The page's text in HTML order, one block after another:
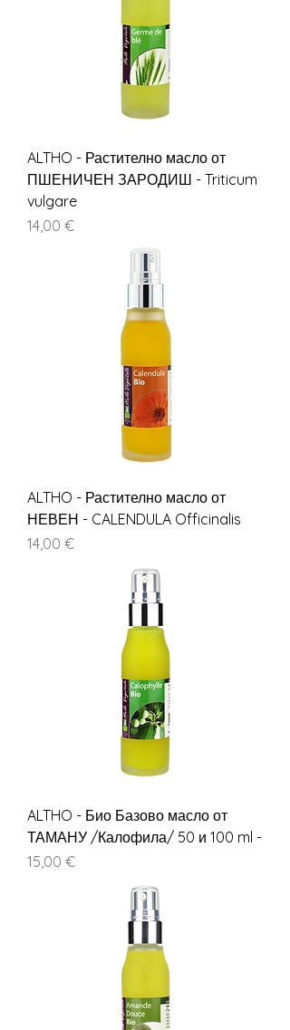
ALTHO - Растително масло от
ПШЕНИЧЕН ЗАРОДИШ - Triticum
vulgare
Цена
14,00 €
ALTHO - Растително масло от
НЕВЕН - CALENDULA Officinalis
Цена
14,00 €
ALTHO - Био Базово масло от
ТАМАНУ /Калофила/ 50 и 100 ml -
Цена
15,00 €